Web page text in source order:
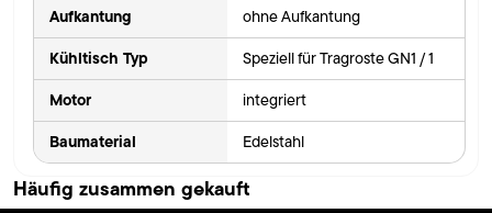
Aufkantung ohne Aufkantung
Kühltisch Typ Speziell für Tragroste GN1 / 1
Motor integriert
Baumaterial Edelstahl
Häufig zusammen gekauft